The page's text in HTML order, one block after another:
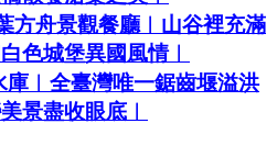
方舟景觀餐廳︱山谷裡充滿
色城堡異國風情︱
庫︱全臺灣唯一鋸齒堰溢洪
景盡收眼底︱